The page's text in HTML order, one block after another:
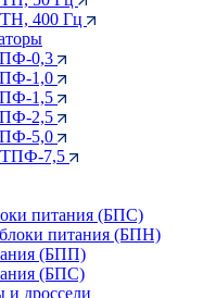
400 Гц
0,3
1,0
1,5
2,5
5,0
ТПФ-7,5
питания (БПС)
питания (БПН)
(БПП)
(БПС)
и дроссели